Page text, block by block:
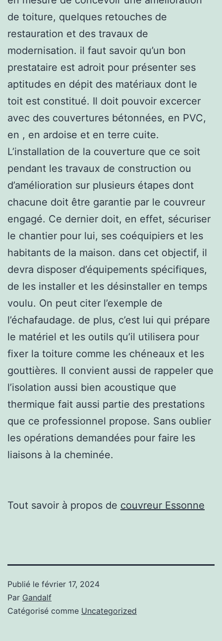
de toiture, quelques retouches de
restauration et des travaux de
modernisation. il faut savoir qu’un bon
prestataire est adroit pour présenter ses
aptitudes en dépit des matériaux dont le
toit est constitué. Il doit pouvoir excercer
avec des couvertures bétonnées, en PVC,
en , en ardoise et en terre cuite.
L’installation de la couverture que ce soit
pendant les travaux de construction ou
d’amélioration sur plusieurs étapes dont
chacune doit être garantie par le couvreur
engagé. Ce dernier doit, en effet, sécuriser
le chantier pour lui, ses coéquipiers et les
habitants de la maison. dans cet objectif, il
devra disposer d’équipements spécifiques,
de les installer et les désinstaller en temps
voulu. On peut citer l’exemple de
l’échafaudage. de plus, c’est lui qui prépare
le matériel et les outils qu’il utilisera pour
fixer la toiture comme les chéneaux et les
gouttières. Il convient aussi de rappeler que
l’isolation aussi bien acoustique que
thermique fait aussi partie des prestations
que ce professionnel propose. Sans oublier
les opérations demandées pour faire les
liaisons à la cheminée.
Tout savoir à propos de couvreur Essonne
Publié le février 17, 2024
Par Gandalf
Catégorisé comme Uncategorized